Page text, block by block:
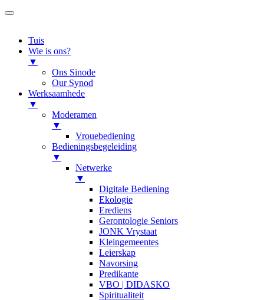
Tuis
Wie is ons?
▼
Ons Sinode
Our Synod
Werksaamhede
▼
Moderamen
▼
Vrouebediening
Bedieningsbegeleiding
▼
Netwerke
▼
Digitale Bediening
Ekologie
Erediens
Gerontologie Seniors
JONK Vrystaat
Kleingemeentes
Leierskap
Navorsing
Predikante
VBO | DIDASKO
Spiritualiteit